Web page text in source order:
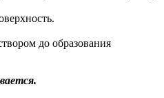
до образования